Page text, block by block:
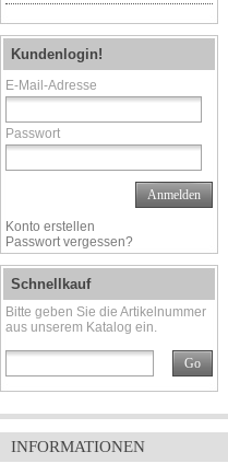
Kundenlogin!
E-Mail-Adresse
Passwort
Anmelden
Konto erstellen
Passwort vergessen?
Schnellkauf
Bitte geben Sie die Artikelnummer
aus unserem Katalog ein.
Go
INFORMATIONEN